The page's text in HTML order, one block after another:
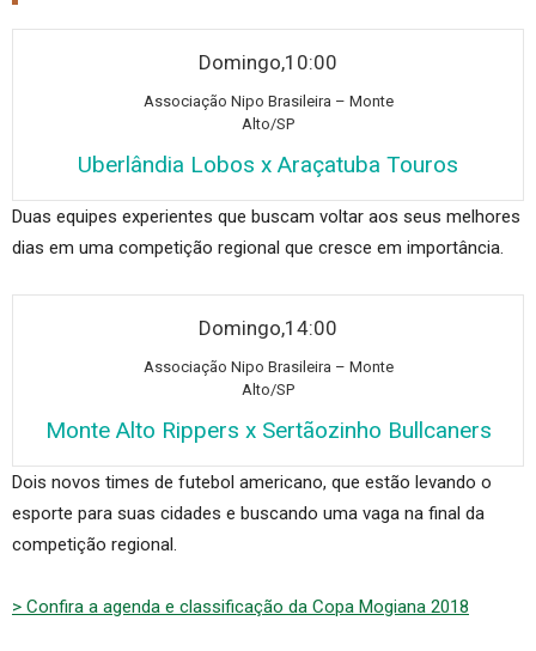
Domingo,10:00
Associação Nipo Brasileira – Monte
Alto/SP
Uberlândia Lobos x Araçatuba Touros
Duas equipes experientes que buscam voltar aos seus melhores
dias em uma competição regional que cresce em importância.
Domingo,14:00
Associação Nipo Brasileira – Monte
Alto/SP
Monte Alto Rippers x Sertãozinho Bullcaners
Dois novos times de futebol americano, que estão levando o
esporte para suas cidades e buscando uma vaga na final da
competição regional.
> Confira a agenda e classificação da Copa Mogiana 2018